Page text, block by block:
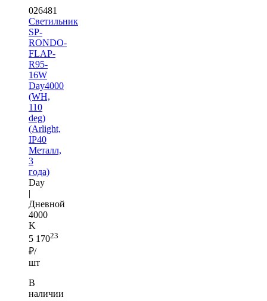
026481
Светильник
SP-
RONDO-
FLAP-
R95-
16W
Day4000
(WH,
110
deg)
(Arlight,
IP40
Металл,
3
года)
Day
|
Дневной
4000
K
5 17023
₽/
шт
В
наличии